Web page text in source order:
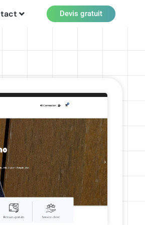
Devis gratuit